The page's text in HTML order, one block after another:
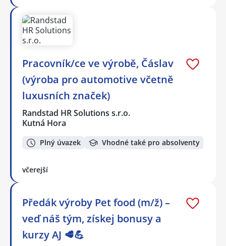
Pracovník/ce ve výrobě, Čáslav
(výroba pro automotive včetně
luxusních značek)
Randstad HR Solutions s.r.o.
Kutná Hora
Plný úvazek Vhodné také pro absolventy
včerejší
Předák výroby Pet food (m/ž) –
veď náš tým, získej bonusy a
kurzy AJ 🥩💪